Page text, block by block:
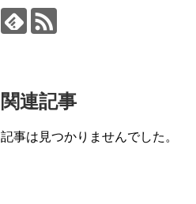
関連記事
記事は見つかりませんでした。